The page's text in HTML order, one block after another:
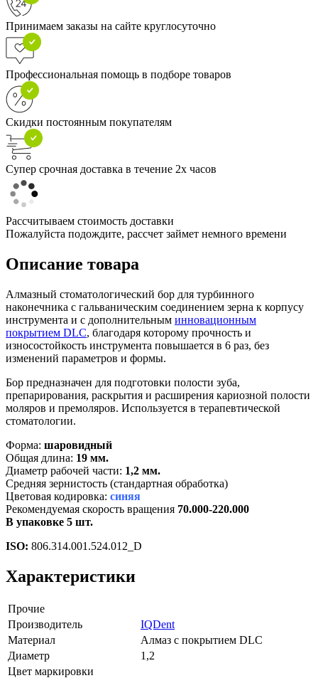
Принимаем заказы на сайте круглосуточно
Профессиональная помощь в подборе товаров
Скидки постоянным покупателям
Супер срочная доставка в течение 2х часов
Рассчитываем стоимость доставки
Пожалуйста подождите, рассчет займет немного времени
Описание товара
Алмазный стоматологический бор для турбинного
наконечника с гальваническим соединением зерна к корпусу
инструмента и с дополнительным инновационным
покрытием DLC, благодаря которому прочность и
износостойкость инструмента повышается в 6 раз, без
изменений параметров и формы.
Бор предназначен для подготовки полости зуба,
препарирования, раскрытия и расширения кариозной полости
моляров и премоляров. Используется в терапевтической
стоматологии.
Форма: шаровидный
Общая длина: 19 мм.
Диаметр рабочей части: 1,2 мм.
Средняя зернистость (стандартная обработка)
Цветовая кодировка: синяя
Рекомендуемая скорость вращения 70.000-220.000
В упаковке 5 шт.
ISO: 806.314.001.524.012_D
Характеристики
Прочие
Производитель
IQDent
Материал
Алмаз с покрытием DLC
Диаметр
1,2
Цвет маркировки